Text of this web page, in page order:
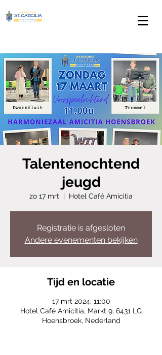
Talentenochtend
jeugd
zo 17 mrt
  |
Hotel Café Amicitia
Registratie is afgesloten
Andere evenementen bekijken
Tijd en locatie
17 mrt 2024, 11:00
Hotel Café Amicitia, Markt 9, 6431 LG
Hoensbroek, Nederland